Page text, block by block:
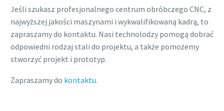
Jeśli szukasz profesjonalnego centrum obróbczego CNC, z
najwyższej jakości maszynami i wykwalifikowaną kadrą, to
zapraszamy do kontaktu. Nasi technolodzy pomogą dobrać
odpowiedni rodzaj stali do projektu, a także pomożemy
stworzyć projekt i prototyp.
Zapraszamy do kontaktu.